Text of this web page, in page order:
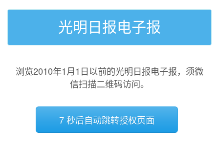
光明日报电子报
浏览2010年1月1日以前的光明日报电子报，须微
信扫描二维码访问。
7 秒后自动跳转授权页面